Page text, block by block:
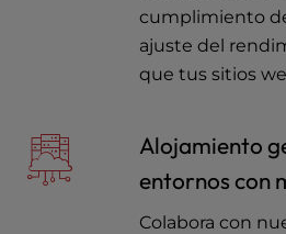
cumplimiento
ajuste del
que tus sitios
Alojamiento
entornos con
Colabora con